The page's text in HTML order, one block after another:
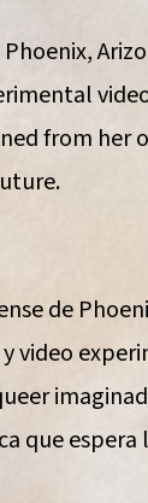
from her
de
video
que